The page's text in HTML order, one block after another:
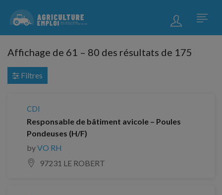
Affichage de 61 – 80 des résultats de 175
Filtres
CDI
Responsable de bâtiment avicole – Poules
Pondeuses (H/F)
byVO RH
97231 LE ROBERT